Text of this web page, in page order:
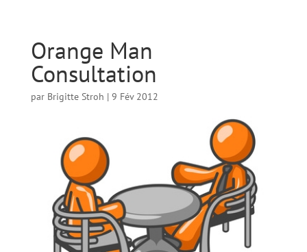
Orange Man
Consultation
par Brigitte Stroh | 9 Fév 2012